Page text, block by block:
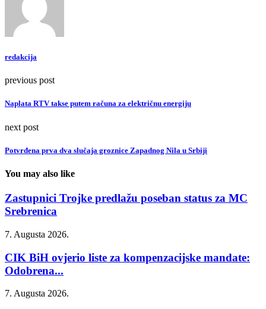
redakcija
previous post
Naplata RTV takse putem računa za električnu energiju
next post
Potvrđena prva dva slučaja groznice Zapadnog Nila u Srbiji
You may also like
Zastupnici Trojke predlažu poseban status za MC
Srebrenica
7. Augusta 2026.
CIK BiH ovjerio liste za kompenzacijske mandate:
Odobrena...
7. Augusta 2026.